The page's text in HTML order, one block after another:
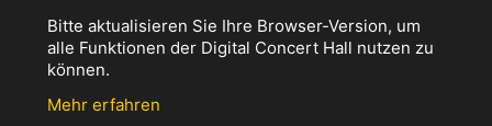
Bitte aktualisieren Sie Ihre Browser-Version, um
alle Funktionen der Digital Concert Hall nutzen zu
können.
Mehr erfahren